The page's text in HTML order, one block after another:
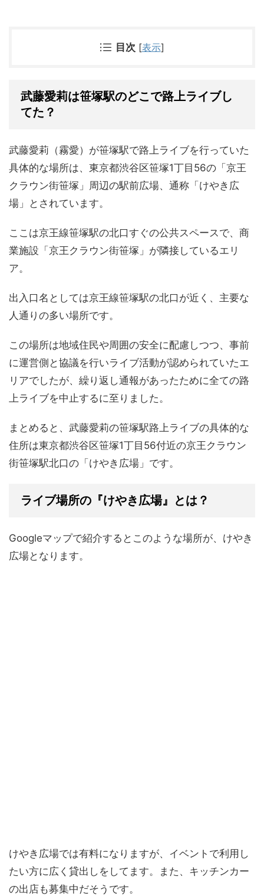
目次 [表示]
武藤愛莉は笹塚駅のどこで路上ライブし
てた？
武藤愛莉（霧愛）が笹塚駅で路上ライブを行っていた
具体的な場所は、東京都渋谷区笹塚1丁目56の「京王
クラウン街笹塚」周辺の駅前広場、通称「けやき広
場」とされています。
ここは京王線笹塚駅の北口すぐの公共スペースで、商
業施設「京王クラウン街笹塚」が隣接しているエリ
ア。
出入口名としては京王線笹塚駅の北口が近く、主要な
人通りの多い場所です。
この場所は地域住民や周囲の安全に配慮しつつ、事前
に運営側と協議を行いライブ活動が認められていたエ
リアでしたが、繰り返し通報があったために全ての路
上ライブを中止するに至りました。​
まとめると、武藤愛莉の笹塚駅路上ライブの具体的な
住所は東京都渋谷区笹塚1丁目56付近の京王クラウン
街笹塚駅北口の「けやき広場」です。
ライブ場所の『けやき広場』とは？
Googleマップで紹介するとこのような場所が、けやき
広場となります。
けやき広場では有料になりますが、イベントで利用し
たい方に広く貸出しをしてます。また、キッチンカー
の出店も募集中だそうです。